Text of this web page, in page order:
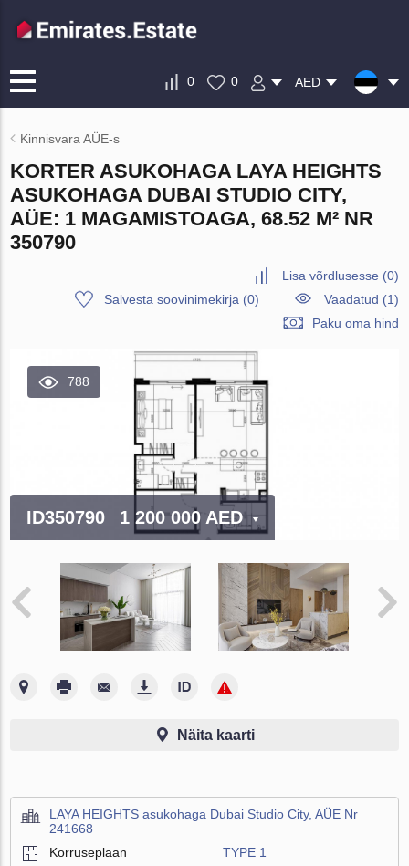
0 0 AED
Kinnisvara AÜE-s
KORTER ASUKOHAGA LAYA HEIGHTS
ASUKOHAGA DUBAI STUDIO CITY,
AÜE: 1 MAGAMISTOAGA, 68.52 M² NR
350790
Lisa võrdlusesse (0)
Salvesta soovinimekirja (0)
Vaadatud (1)
Paku oma hind
788
ID350790 1 200 000 AED
Näita kaarti
LAYA HEIGHTS asukohaga Dubai Studio City, AÜE Nr
241668
Korruseplaan
TYPE 1